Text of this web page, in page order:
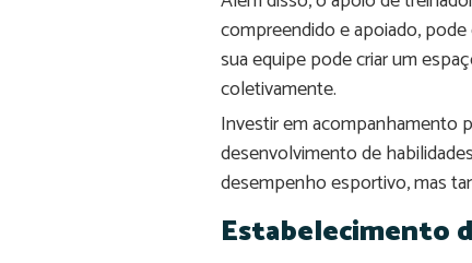
compreendido e apoiado,
sua equipe pode criar um
coletivamente.
Investir em acompanhamento
desenvolvimento de
desempenho esportivo, mas
Estabelecimento